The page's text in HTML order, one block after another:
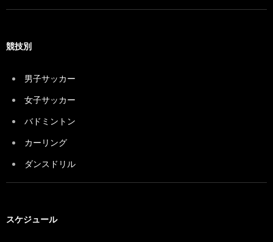
競技別
男子サッカー
女子サッカー
バドミントン
カーリング
ダンスドリル
スケジュール